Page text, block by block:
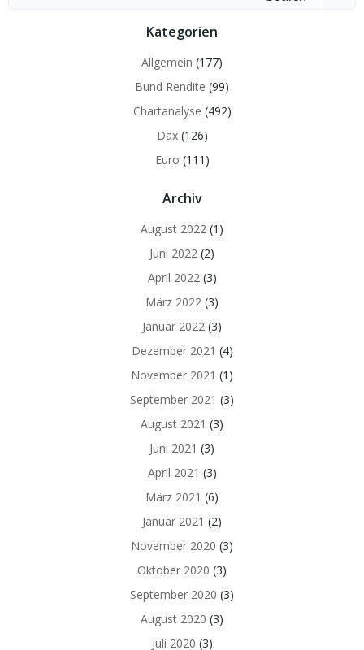
Kategorien
Allgemein (177)
Bund Rendite (99)
Chartanalyse (492)
Dax(126)
Euro (111)
Archiv
August 2022 (1)
Juni 2022 (2)
April 2022(3)
März 2022 (3)
Januar 2022 (3)
Dezember 2021 (4)
November 2021 (1)
September 2021 (3)
August 2021 (3)
Juni 2021 (3)
April 2021 (3)
März 2021 (6)
Januar 2021 (2)
November 2020 (3)
Oktober 2020 (3)
September 2020 (3)
August 2020 (3)
Juli 2020 (3)